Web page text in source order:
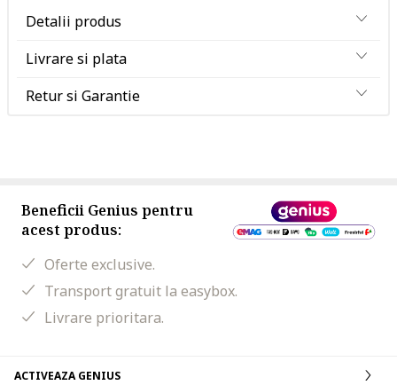
Detalii produs
Livrare si plata
Retur si Garantie
Beneficii Genius pentru
acest produs:
Oferte exclusive.
Transport gratuit la easybox.
Livrare prioritara.
ACTIVEAZA GENIUS